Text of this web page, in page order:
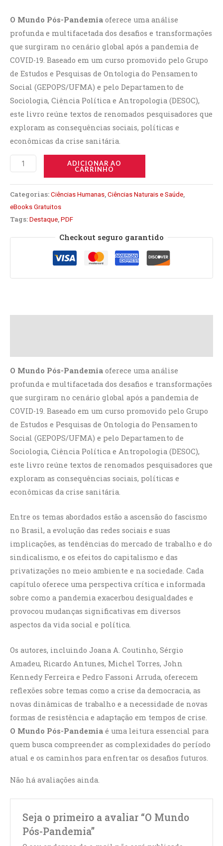
O Mundo Pós-Pandemia oferece uma análise
profunda e multifacetada dos desafios e transformações
que surgiram no cenário global após a pandemia de
COVID-19. Baseado em um curso promovido pelo Grupo
de Estudos e Pesquisas de Ontologia do Pensamento
Social (GEPOPS/UFMA) e pelo Departamento de
Sociologia, Ciência Política e Antropologia (DESOC),
este livro reúne textos de renomados pesquisadores que
exploram as consequências sociais, políticas e
econômicas da crise sanitária.
ADICIONAR AO
CARRINHO
Categorias: Ciências Humanas, Ciências Naturais e Saúde,
eBooks Gratuitos
Tags: Destaque, PDF
Checkout seguro garantido
O Mundo Pós-Pandemia oferece uma análise
profunda e multifacetada dos desafios e transformações
que surgiram no cenário global após a pandemia de
COVID-19. Baseado em um curso promovido pelo Grupo
de Estudos e Pesquisas de Ontologia do Pensamento
Social (GEPOPS/UFMA) e pelo Departamento de
Sociologia, Ciência Política e Antropologia (DESOC),
este livro reúne textos de renomados pesquisadores que
exploram as consequências sociais, políticas e
econômicas da crise sanitária.
Entre os temas abordados estão a ascensão do fascismo
no Brasil, a evolução das redes sociais e suas
implicações, as tendências do mercado de trabalho e do
sindicalismo, e os efeitos do capitalismo e das
privatizações no meio ambiente e na sociedade. Cada
capítulo oferece uma perspectiva crítica e informada
sobre como a pandemia exacerbou desigualdades e
provocou mudanças significativas em diversos
aspectos da vida social e política.
Os autores, incluindo Joana A. Coutinho, Sérgio
Amadeu, Ricardo Antunes, Michel Torres, John
Kennedy Ferreira e Pedro Fassoni Arruda, oferecem
reflexões sobre temas como a crise da democracia, as
novas dinâmicas de trabalho e a necessidade de novas
formas de resistência e adaptação em tempos de crise.
O Mundo Pós-Pandemia é uma leitura essencial para
quem busca compreender as complexidades do período
atual e os caminhos para enfrentar os desafios futuros.
Não há avaliações ainda.
Seja o primeiro a avaliar “O Mundo
Pós-Pandemia”